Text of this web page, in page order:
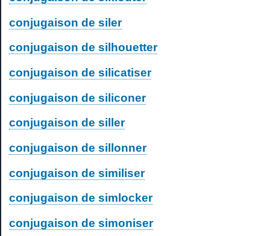
conjugaison de siler
conjugaison de silhouetter
conjugaison de silicatiser
conjugaison de siliconer
conjugaison de siller
conjugaison de sillonner
conjugaison de similiser
conjugaison de simlocker
conjugaison de simoniser